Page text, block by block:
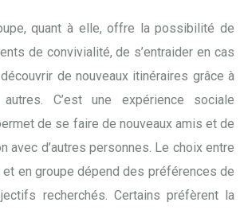
quant à elle, offre la possibilité de
de convivialité, de s’entraider en cas
de nouveaux itinéraires grâce à
autres. C’est une expérience sociale
de se faire de nouveaux amis et de
avec d’autres personnes. Le choix entre
en groupe dépend des préférences de
recherchés. Certains préfèrent la